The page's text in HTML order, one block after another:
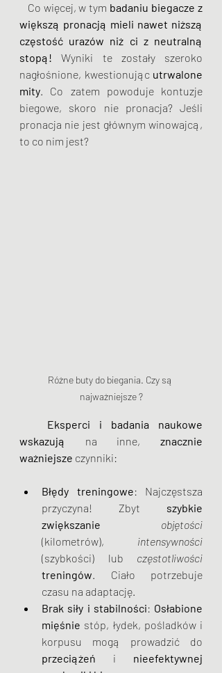
   Co więcej, w tym
badaniu biegacze z
większą pronacją mieli nawet niższą
częstość urazów niż ci z neutralną
stopą! Wyniki te zostały szeroko
nagłośnione, kwestionując utrwalone
mity. Co zatem powoduje kontuzje
biegowe, skoro nie pronacja? Jeśli
pronacja nie jest głównym winowajcą,
to co nim jest?
Różne buty do biegania. Czy są
najważniejsze ?
Eksperci i badania naukowe
wskazują
na inne, znacznie
ważniejsze czynniki:
Błędy treningowe: Najczęstsza
przyczyna! Zbyt szybkie
zwiększanie
objętości
(kilometrów), intensywności
(szybkości) lub częstotliwości
treningów. Ciało potrzebuje
czasu na adaptację.
Brak siły i stabilności: Osłabione
mięśnie stóp, łydek, pośladków i
korpusu mogą prowadzić do
przeciążeń i nieefektywnej